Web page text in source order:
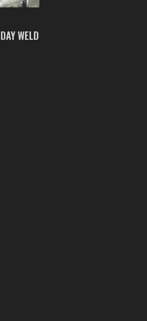
WELD